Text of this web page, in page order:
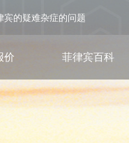
宾的疑难杂症的问题
价 菲律宾百科